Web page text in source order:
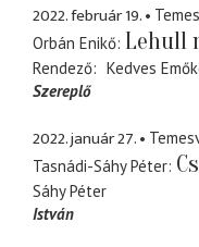
2022. február 19.
Orbán Enikő Lehull
Rendező
Kedves
Szereplő
2022. január 27.
Tasnádi-Sáhy Péter
Sáhy Péter
István